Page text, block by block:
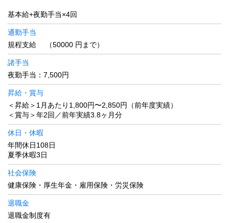
基本給+夜勤手当×4回
通勤手当
規程支給 （50000 円まで）
諸手当
夜勤手当：7,500円
昇給・賞与
＜昇給＞1月あたり1,800円〜2,850円（前年度実績）
＜賞与＞年2回／前年実績3.8ヶ月分
休日・休暇
年間休日108日
夏季休暇3日
社会保険
健康保険・厚生年金・雇用保険・労災保険
退職金
退職金制度有